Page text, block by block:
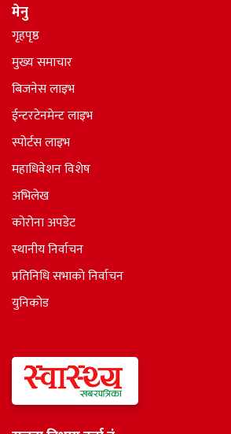
मेनु
गृहपृष्ठ
मुख्य समाचार
बिजनेस लाइभ
ईन्टरटेनमेन्ट लाइभ
स्पोर्टस लाइभ
महाधिवेशन विशेष
अभिलेख
कोरोना अपडेट
स्थानीय निर्वाचन
प्रतिनिधि सभाकाे निर्वाचन
युनिकोड